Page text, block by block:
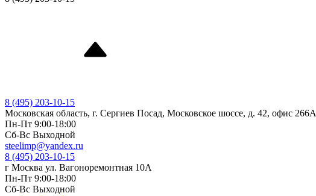
8 (495) 203-10-15
Московская область, г. Сергиев Посад, Московское шоссе, д. 42, офис 266А
Пн-Пт 9:00-18:00
Cб-Вс Выходной
steelimp@yandex.ru
8 (495) 203-10-15
г Москва ул. Вагоноремонтная 10А
Пн-Пт 9:00-18:00
Cб-Вс Выходной